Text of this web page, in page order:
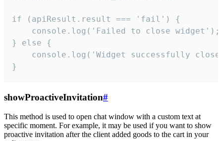
if (apiResult.result === 'fail') {
    console.log('Failed to close widget');
} else {
console.log('Widget successfully
}
showProactiveInvitation#
This method is used to open chat window with a custom text at
specific moment. For example, it may be used if you want to show
proactive invitation after the client added goods to the cart in your